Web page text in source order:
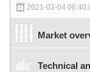
2021-03-04
Market
Technical